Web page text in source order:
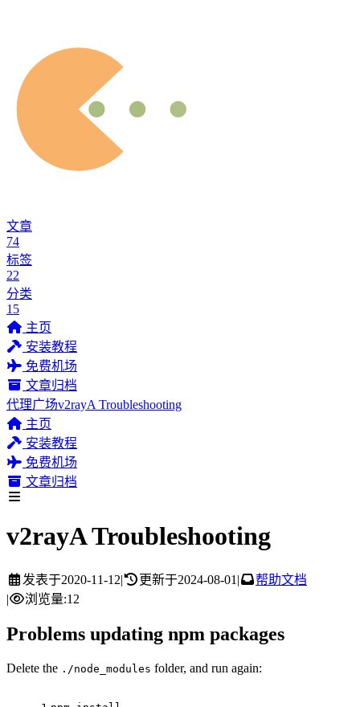
文章
74
标签
22
分类
15
主页
安装教程
免费机场
文章归档
代理广场v2rayA Troubleshooting
主页
安装教程
免费机场
文章归档
v2rayA Troubleshooting
发表于2020-11-12| 更新于2024-08-01 |
帮助文档
|
浏览量:12
Problems updating npm packages
Delete the ./node_modules folder, and run again: